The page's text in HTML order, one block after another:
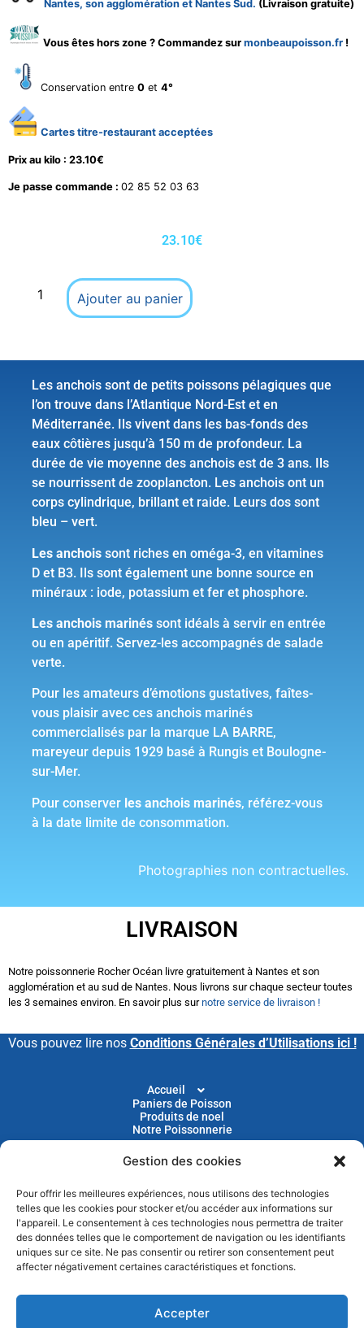
Gestion des cookies
Pour offrir les meilleures expériences, nous utilisons des technologies
telles que les cookies pour stocker et/ou accéder aux informations sur
l'appareil. Le consentement à ces technologies nous permettra de traiter
des données telles que le comportement de navigation ou les identifiants
uniques sur ce site. Ne pas consentir ou retirer son consentement peut
affecter négativement certaines caractéristiques et fonctions.
Accepter
Nantes, son agglomération et Nantes Sud. (Livraison gratuite)
Vous êtes hors zone ? Commandez sur monbeaupoisson.fr !
Conservation entre 0 et 4°
Cartes titre-restaurant acceptées
Prix au kilo : 23.10€
Je passe commande : 02 85 52 03 63
23.10€
Ajouter au panier
Les anchois sont de petits poissons pélagiques que
l’on trouve dans l’Atlantique Nord-Est et en
Méditerranée. Ils vivent dans les bas-fonds des
eaux côtières jusqu’à 150 m de profondeur. La
durée de vie moyenne des anchois est de 3 ans. Ils
se nourrissent de zooplancton. Les anchois ont un
corps cylindrique, brillant et raide. Leurs dos sont
bleu – vert.
Les anchois sont riches en oméga-3, en vitamines
D et B3. Ils sont également une bonne source en
minéraux : iode, potassium et fer et phosphore.
Les anchois marinéssont idéals à servir en entrée
ou en apéritif. Servez-les accompagnés de salade
verte.
Pour les amateurs d’émotions gustatives, faîtes-
vous plaisir avec ces anchois marinés
commercialisés par la marque LA BARRE,
mareyeur depuis 1929 basé à Rungis et Boulogne-
sur-Mer.
Pour conserver les anchois marinés, référez-vous
à la date limite de consommation.
Photographies non contractuelles.
LIVRAISON
Notre poissonnerie Rocher Océan livre gratuitement à Nantes et son
agglomération et au sud de Nantes. Nous livrons sur chaque secteur toutes
les 3 semaines environ. En savoir plus surnotre service de livraison !
Vous pouvez lire nos Conditions Générales d’Utilisations ici !
Accueil
Paniers de Poisson
Produits de noel
Notre Poissonnerie
Livraison
Blog
Devenir Client
Parrainage
Abonnez-vous à notre newsletter pour recevoir nos
actus et nos promotions chaque mois